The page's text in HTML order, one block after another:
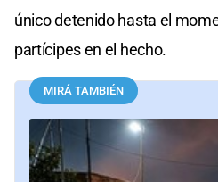
único detenido hasta el
partícipes en el hecho.
MIRÁ TAMBIÉN